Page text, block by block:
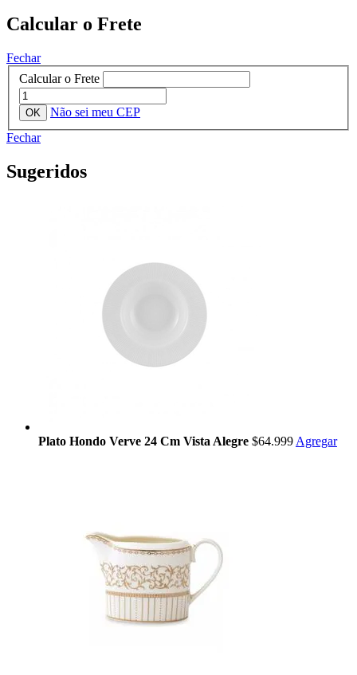
Calcular o Frete
Fechar
Calcular o Frete
Não sei meu CEP
Fechar
Sugeridos
Plato Hondo Verve 24 Cm Vista Alegre $64.999 Agregar